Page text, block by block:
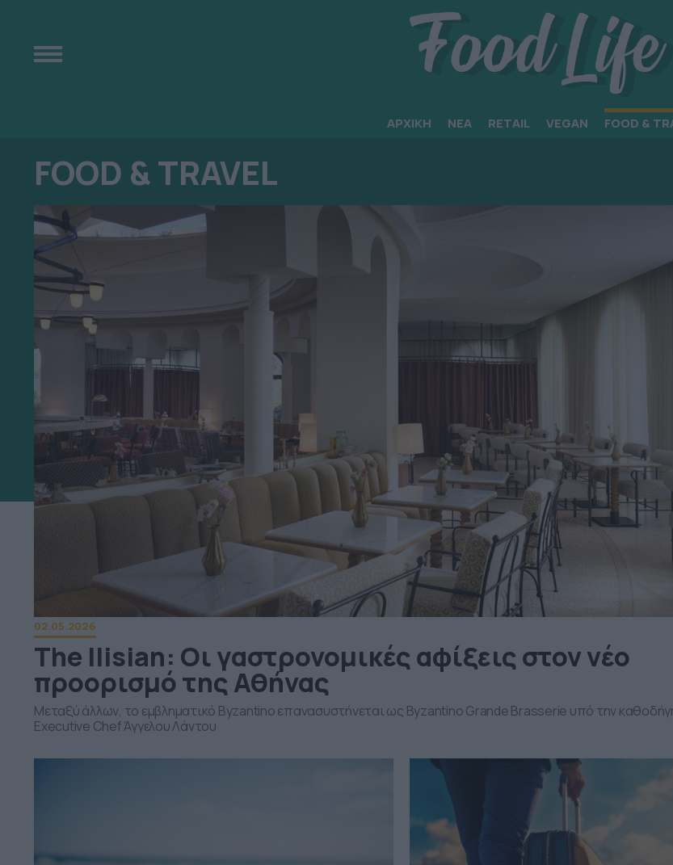
ΑΡΧΙΚΗ ΝΕΑ RETAIL VEGAN FOOD &
FOOD & TRAVEL
02.05.2026
The Ilisian: Οι γαστρονομικές αφίξεις στον νέο
προορισμό της Αθήνας
Μεταξύ άλλων, το εμβληματικό Byzantino επανασυστήνεται ως Byzantino Grande Brasserie υπό την
Executive Chef Άγγελου Λάντου